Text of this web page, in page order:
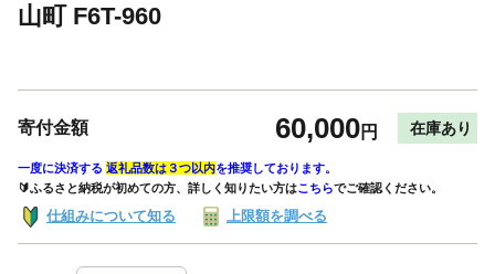
山町 F6T-960
寄付金額 60,000円 在庫あり
一度に決済する 返礼品数は３つ以内を推奨しております。
🔰ふるさと納税が初めての方、詳しく知りたい方はこちらでご確認ください。
仕組みについて知る 上限額を調べる